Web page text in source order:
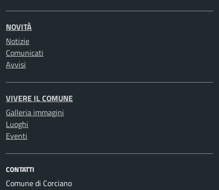
NOVITÀ
Notizie
Comunicati
Avvisi
VIVERE IL COMUNE
Galleria immagini
Luoghi
Eventi
CONTATTI
Comune di Corciano